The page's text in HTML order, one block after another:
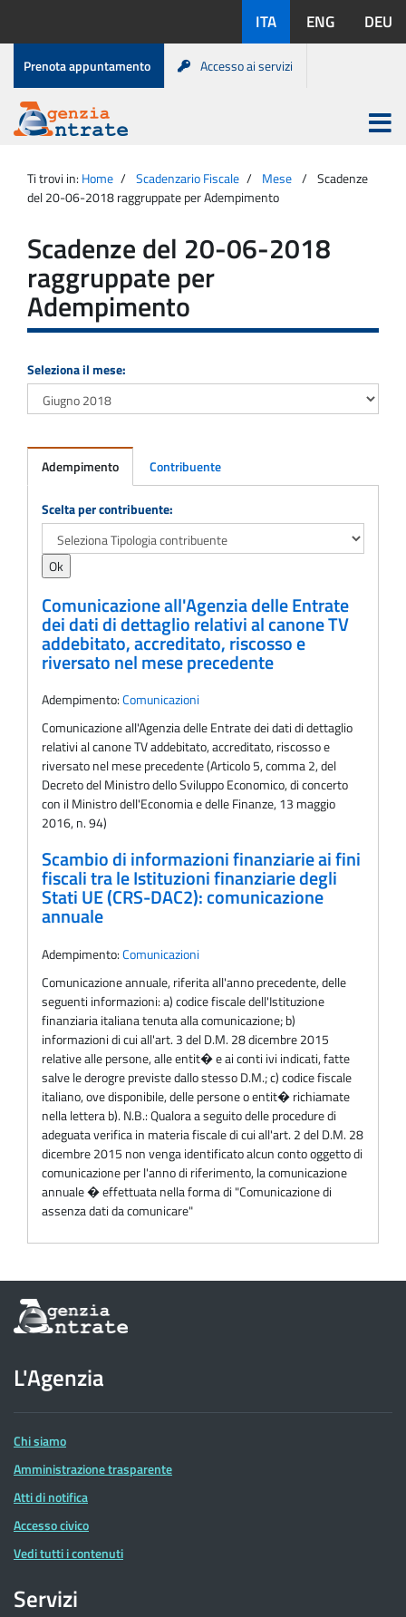
contenuto
disponibili:
ITA ENG DEU
Menu
di
servizio
Prenota appuntamento Accesso ai servizi
Agenzia
Entrate
Apri
menu
principale
Ti trovi in: Home Scadenzario Fiscale Mese
Scadenze
del 20-06-2018 raggruppate per Adempimento
Scadenze del 20-06-2018
raggruppate per
Adempimento
Seleziona il mese:
Adempimento Contribuente
Adempimento
Scelta per contribuente:
Comunicazione all'Agenzia delle Entrate
dei dati di dettaglio relativi al canone TV
addebitato, accreditato, riscosso e
riversato nel mese precedente
Adempimento:Comunicazioni
Comunicazione all'Agenzia delle Entrate dei dati di dettaglio
relativi al canone TV addebitato, accreditato, riscosso e
riversato nel mese precedente (Articolo 5, comma 2, del
Decreto del Ministro dello Sviluppo Economico, di concerto
con il Ministro dell'Economia e delle Finanze, 13 maggio
2016, n. 94)
Scambio di informazioni finanziarie ai fini
fiscali tra le Istituzioni finanziarie degli
Stati UE (CRS-DAC2): comunicazione
annuale
Adempimento:Comunicazioni
Comunicazione annuale, riferita all'anno precedente, delle
seguenti informazioni: a) codice fiscale dell'Istituzione
finanziaria italiana tenuta alla comunicazione; b)
informazioni di cui all'art. 3 del D.M. 28 dicembre 2015
relative alle persone, alle entit� e ai conti ivi indicati, fatte
salve le derogre previste dallo stesso D.M.; c) codice fiscale
italiano, ove disponibile, delle persone o entit� richiamate
nella lettera b). N.B.: Qualora a seguito delle procedure di
adeguata verifica in materia fiscale di cui all'art. 2 del D.M. 28
dicembre 2015 non venga identificato alcun conto oggetto di
comunicazione per l'anno di riferimento, la comunicazione
annuale � effettuata nella forma di "Comunicazione di
assenza dati da comunicare"
Informazioni
sul
dell'Agenzia
delle
Entrate
L'Agenzia
Chi siamo
Amministrazione trasparente
Atti di notifica
Accesso civico
Vedi tutti i contenuti
Servizi